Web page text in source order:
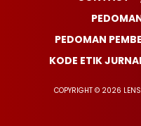
PEDOMAN
KODE ETIK
COPYRIGHT © 2026